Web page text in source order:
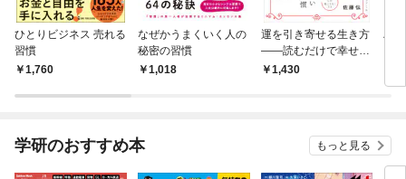
ひとりビジネス 売れる
習慣
1,760
なぜかうまくいく人の
秘密の習慣
1,018
運を引き寄せる生き方
――読むだけで幸せに
なれる
1,430
ハ
慣
学研のおすすめ本 もっと見る